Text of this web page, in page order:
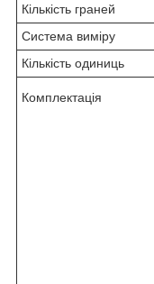
Кількість граней
Система виміру
Кількість одиниць
Комплектація